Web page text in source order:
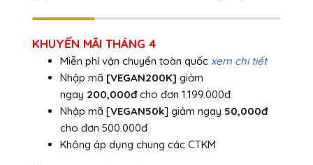
KHUYẾN MÃI THÁNG 4
Miễn phí vận chuyển toàn quốc xem chi tiết
Nhập mã [VEGAN200K] giảm
ngay 200,000đcho đơn 1.199.000đ
Nhập mã [VEGAN50k] giảm ngay 50,000đ
cho đơn 500.000đ
Không áp dụng chung các CTKM